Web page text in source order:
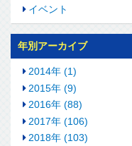
イベント
年別アーカイブ
2014年 (1)
2015年 (9)
2016年 (88)
2017年 (106)
2018年 (103)